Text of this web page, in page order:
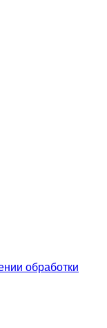
обработки